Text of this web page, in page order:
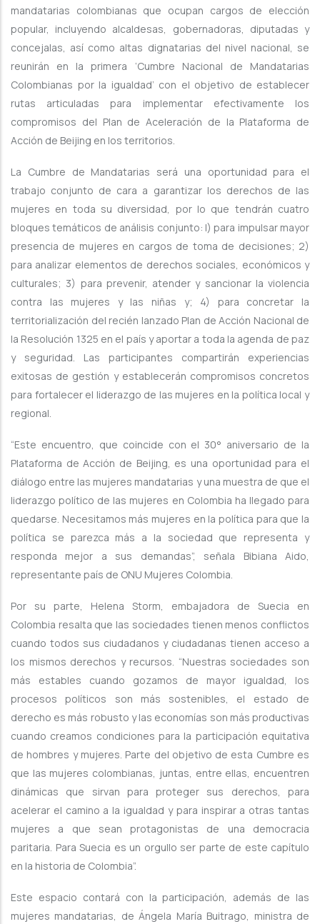
mandatarias colombianas que ocupan cargos de elección
popular, incluyendo alcaldesas, gobernadoras, diputadas y
concejalas, así como altas dignatarias del nivel nacional, se
reunirán en la primera ‘Cumbre Nacional de Mandatarias
Colombianas por la igualdad’ con el objetivo de establecer
rutas articuladas para implementar efectivamente los
compromisos del Plan de Aceleración de la Plataforma de
Acción de Beijing en los territorios.
La Cumbre de Mandatarias será una oportunidad para el
trabajo conjunto de cara a garantizar los derechos de las
mujeres en toda su diversidad, por lo que tendrán cuatro
bloques temáticos de análisis conjunto: I) para impulsar mayor
presencia de mujeres en cargos de toma de decisiones; 2)
para analizar elementos de derechos sociales, económicos y
culturales; 3) para prevenir, atender y sancionar la violencia
contra las mujeres y las niñas y; 4) para concretar la
territorialización del recién lanzado Plan de Acción Nacional de
la Resolución 1325 en el país y aportar a toda la agenda de paz
y seguridad. Las participantes compartirán experiencias
exitosas de gestión y establecerán compromisos concretos
para fortalecer el liderazgo de las mujeres en la política local y
regional.
“Este encuentro, que coincide con el 30° aniversario de la
Plataforma de Acción de Beijing, es una oportunidad para el
diálogo entre las mujeres mandatarias y una muestra de que el
liderazgo político de las mujeres en Colombia ha llegado para
quedarse. Necesitamos más mujeres en la política para que la
política se parezca más a la sociedad que representa y
responda mejor a sus demandas”, señala Bibiana Aido,
representante país de ONU Mujeres Colombia.
Por su parte, Helena Storm, embajadora de Suecia en
Colombia resalta que las sociedades tienen menos conflictos
cuando todos sus ciudadanos y ciudadanas tienen acceso a
los mismos derechos y recursos. “Nuestras sociedades son
más estables cuando gozamos de mayor igualdad, los
procesos políticos son más sostenibles, el estado de
derecho es más robusto y las economías son más productivas
cuando creamos condiciones para la participación equitativa
de hombres y mujeres. Parte del objetivo de esta Cumbre es
que las mujeres colombianas, juntas, entre ellas, encuentren
dinámicas que sirvan para proteger sus derechos, para
acelerar el camino a la igualdad y para inspirar a otras tantas
mujeres a que sean protagonistas de una democracia
paritaria. Para Suecia es un orgullo ser parte de este capítulo
en la historia de Colombia”.
Este espacio contará con la participación, además de las
mujeres mandatarias, de Ángela María Buitrago, ministra de